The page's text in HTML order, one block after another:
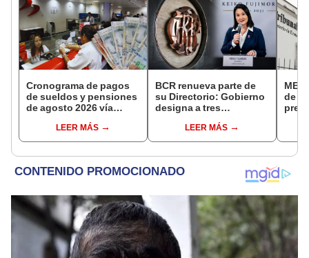
Cronograma de pagos
de sueldos y pensiones
de agosto 2026 vía
conoce las fechas de
depósito
LEER MÁS
BCR renueva parte de
su Directorio: Gobierno
designa a tres
EjecutivoLEER MÁS
MEF
de la